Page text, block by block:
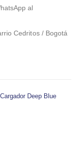
al
Cedritos / Bogotá